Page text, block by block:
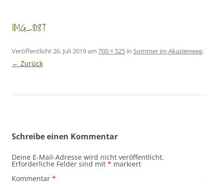
IMG_8187
Veröffentlicht26. Juli 2019am 700 × 525 in Sommer im Akazienweg.
← Zurück
Schreibe einen Kommentar
Deine E-Mail-Adresse wird nicht veröffentlicht.
Erforderliche Felder sind mit * markiert
Kommentar *